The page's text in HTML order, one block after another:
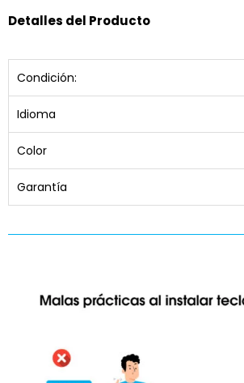
Detalles del Producto
Condición:
Idioma
Color
Garantía